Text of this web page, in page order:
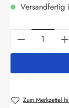
Versandfertig
Produkt
Zum Merkzettel